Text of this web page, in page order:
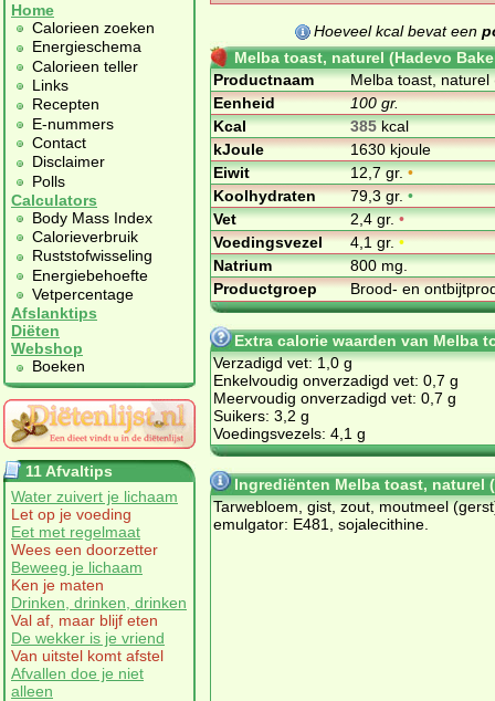
Home
Calorieen zoeken
Energieschema
Calorieen teller
Links
Recepten
E-nummers
Contact
Disclaimer
Polls
Calculators
Body Mass Index
Calorieverbruik
Ruststofwisseling
Energiebehoefte
Vetpercentage
Afslanktips
Diëten
Webshop
Boeken
11 Afvaltips
Water zuivert je lichaam
Let op je voeding
Eet met regelmaat
Wees een doorzetter
Beweeg je lichaam
Ken je maten
Drinken, drinken, drinken
Val af, maar blijf eten
De wekker is je vriend
Van uitstel komt afstel
Afvallen doe je niet
alleen
Hoeveel kcal bevat een
Melba toast, naturel (Hadevo
Productnaam
Melba toast, naturel
Eenheid
100 gr.
Kcal
385kcal
kJoule
1630 kjoule
Eiwit
12,7 gr.•
Koolhydraten
79,3 gr.•
Vet
2,4 gr.•
Voedingsvezel
4,1 gr.•
Natrium
800 mg.
Productgroep
Brood- en
Extra calorie waarden van Melba
Verzadigd vet: 1,0 g
Enkelvoudig onverzadigd vet: 0,7 g
Meervoudig onverzadigd vet: 0,7 g
Suikers: 3,2 g
Voedingsvezels: 4,1 g
Ingrediënten Melba toast, naturel
Tarwebloem, gist, zout, moutmeel
emulgator: E481, sojalecithine.